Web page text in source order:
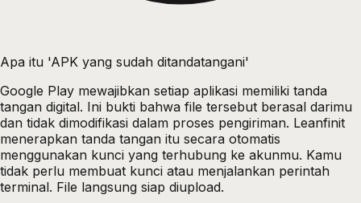
Apa itu 'APK yang sudah ditandatangani'
Google Play mewajibkan setiap aplikasi memiliki tanda
tangan digital. Ini bukti bahwa file tersebut berasal darimu
dan tidak dimodifikasi dalam proses pengiriman. Leanfinit
menerapkan tanda tangan itu secara otomatis
menggunakan kunci yang terhubung ke akunmu. Kamu
tidak perlu membuat kunci atau menjalankan perintah
terminal. File langsung siap diupload.